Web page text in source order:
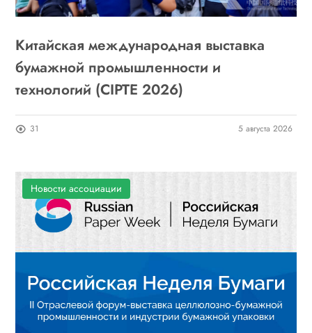
Китайская международная выставка
бумажной промышленности и
технологий (CIPTE 2026)
31 5 августа 2026
Новости ассоциации